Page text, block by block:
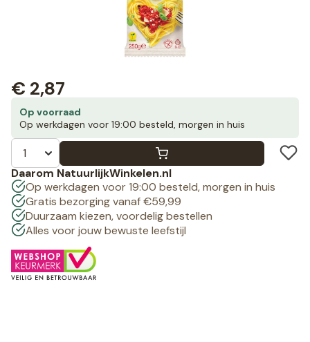
Op voorraad
Op werkdagen voor 19:00 besteld, morgen in huis
€ 2,87
Daarom NatuurlijkWinkelen.nl
Op werkdagen voor 19:00 besteld, morgen in huis
Gratis bezorging vanaf €59,99
Duurzaam kiezen, voordelig bestellen
Alles voor jouw bewuste leefstijl